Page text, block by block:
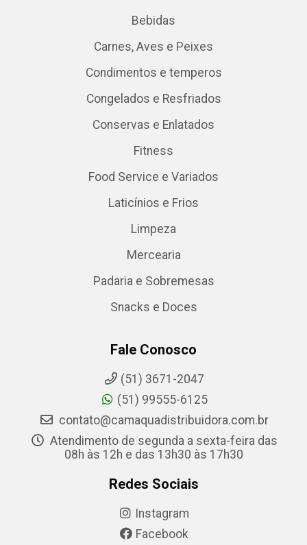
Bebidas
Carnes, Aves e Peixes
Condimentos e temperos
Congelados e Resfriados
Conservas e Enlatados
Fitness
Food Service e Variados
Laticínios e Frios
Limpeza
Mercearia
Padaria e Sobremesas
Snacks e Doces
Fale Conosco
(51) 3671-2047
(51) 99555-6125
contato@camaquadistribuidora.com.br
Atendimento de segunda a sexta-feira das
08h às 12h e das 13h30 às 17h30
Redes Sociais
Instagram
Facebook